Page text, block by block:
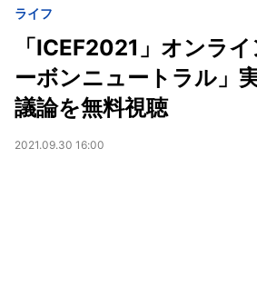
ライフ
「ICEF2021」オンラ
ーボンニュートラル」
議論を無料視聴
2021.09.30 16:00